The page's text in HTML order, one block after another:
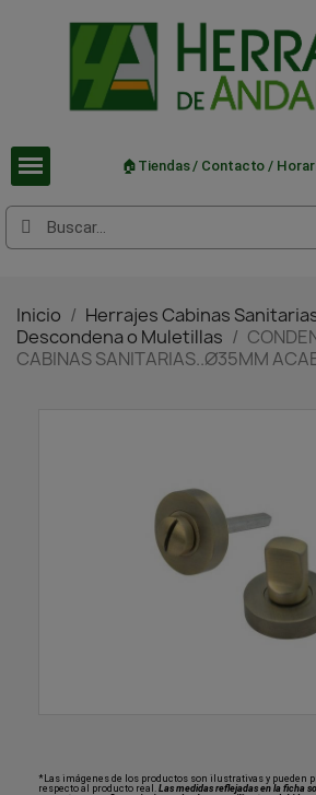
🏠Tiendas / Contacto /
Inicio Herrajes Cabinas
Descondena o Muletillas
CABINAS SANITARIAS..Ø35MM
*Las imágenes de los productos son ilustrativas y pueden
respecto al producto real. Las medidas reflejadas en la ficha